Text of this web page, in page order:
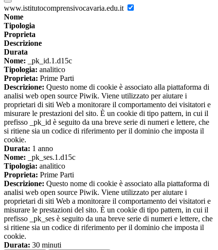
www.istitutocomprensivocavaria.edu.it
Nome
Tipologia
Proprieta
Descrizione
Durata
Nome: _pk_id.1.d15c
Tipologia: analitico
Proprieta: Prime Parti
Descrizione: Questo nome di cookie è associato alla piattaforma di
analisi web open source Piwik. Viene utilizzato per aiutare i
proprietari di siti Web a monitorare il comportamento dei visitatori e
misurare le prestazioni del sito. È un cookie di tipo pattern, in cui il
prefisso _pk_id è seguito da una breve serie di numeri e lettere, che
si ritiene sia un codice di riferimento per il dominio che imposta il
cookie.
Durata: 1 anno
Nome: _pk_ses.1.d15c
Tipologia: analitico
Proprieta: Prime Parti
Descrizione: Questo nome di cookie è associato alla piattaforma di
analisi web open source Piwik. Viene utilizzato per aiutare i
proprietari di siti Web a monitorare il comportamento dei visitatori e
misurare le prestazioni del sito. È un cookie di tipo pattern, in cui il
prefisso _pk_ses è seguito da una breve serie di numeri e lettere, che
si ritiene sia un codice di riferimento per il dominio che imposta il
cookie.
Durata: 30 minuti